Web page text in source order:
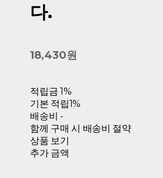
다.
18,430원
적립금 1%
기본 적립1%
배송비 -
함께 구매 시 배송비 절약
상품 보기
추가 금액